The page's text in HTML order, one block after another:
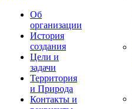
Об
организации
История
создания
Цели и
задачи
Территория
и Природа
Контакты и